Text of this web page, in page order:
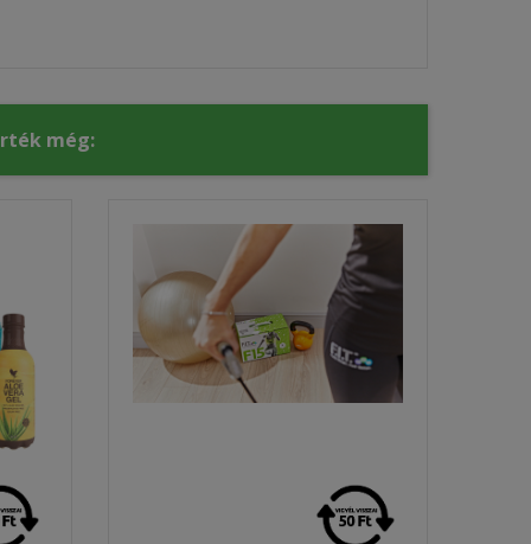
még: